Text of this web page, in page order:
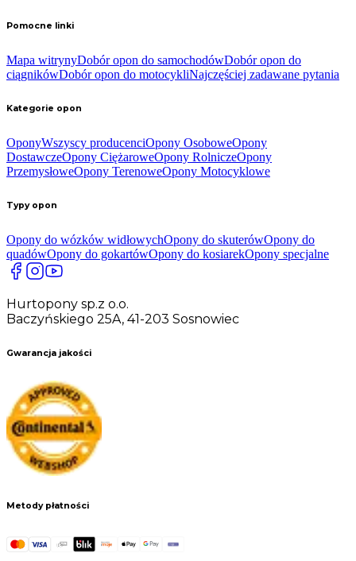
Pomocne linki
Mapa witrynyDobór opon do samochodówDobór opon do
ciągnikówDobór opon do motocykliNajczęściej zadawane pytania
Kategorie opon
OponyWszyscy producenciOpony OsoboweOpony
DostawczeOpony CiężaroweOpony RolniczeOpony
PrzemysłoweOpony TerenoweOpony Motocyklowe
Typy opon
Opony do wózków widłowychOpony do skuterówOpony do
quadówOpony do gokartówOpony do kosiarekOpony specjalne
Hurtopony sp.z o.o.
Baczyńskiego 25A, 41-203 Sosnowiec
Gwarancja jakości
Metody płatności